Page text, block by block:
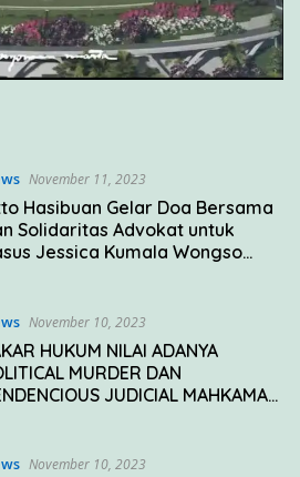
November 11, 2023
Hasibuan Gelar Doa Bersama
Solidaritas Advokat untuk
Jessica Kumala Wongso
November 10, 2023
HUKUM NILAI ADANYA
MURDER DAN
JUDICIAL MAHKAMAH
November 10, 2023